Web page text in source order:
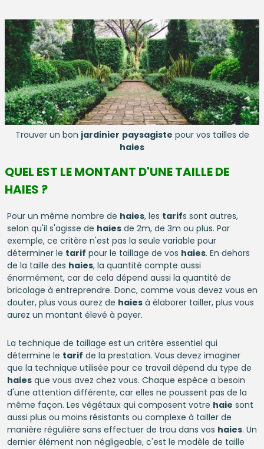
Trouver un bon jardinier paysagiste pour vos tailles de
haies
QUEL EST LE MONTANT D'UNE TAILLE DE
HAIES ?
Pour un même nombre de haies, les tarifs sont autres,
selon qu'il s'agisse de haiesde 2m, de 3m ou plus. Par
exemple, ce critère n'est pas la seule variable pour
déterminer le tarif pour le taillage de vos haies. En dehors
de la taille des haies, la quantité compte aussi
énormément, car de cela dépend aussi la quantité de
bricolage à entreprendre. Donc, comme vous devez vous en
douter, plus vous aurez de haiesà élaborer tailler, plus vous
aurez un montant élevé à payer.
La technique de taillage est un critère essentiel qui
détermine le tarif de la prestation. Vous devez imaginer
que la technique utilisée pour ce travail dépend du type de
haiesque vous avez chez vous. Chaque espèce a besoin
d'une attention différente, car elles ne poussent pas de la
même façon. Les végétaux qui composent votre haie sont
aussi plus ou moins résistants ou complexe à tailler de
manière régulière sans effectuer de trou dans vos haies. Un
dernier élément non négligeable, c'est le modèle de taille